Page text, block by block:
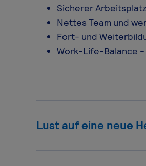
Sicherer
Nettes Team und
Fort- und
Work-Life-Balance -
Lust auf eine neue